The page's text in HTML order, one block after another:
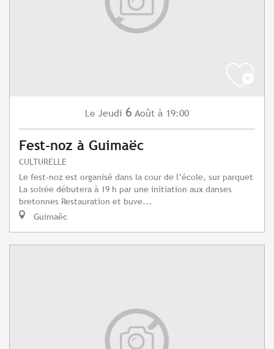
Le Jeudi 6 Août à 19:00
Fest-noz à Guimaëc
CULTURELLE
Le fest-noz est organisé dans la cour de l’école, sur parquet
La soirée débutera à 19 h par une initiation aux danses
bretonnes Restauration et buve...
Guimaëc